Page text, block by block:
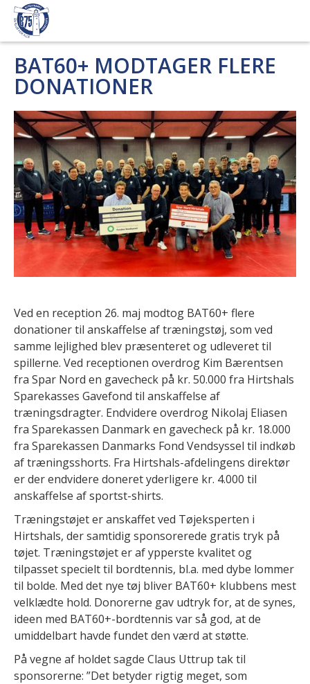
BAT60+ MODTAGER FLERE
DONATIONER
Ved en reception 26. maj modtog BAT60+ flere
donationer til anskaffelse af træningstøj, som ved
samme lejlighed blev præsenteret og udleveret til
spillerne. Ved receptionen overdrog Kim Bærentsen
fra Spar Nord en gavecheck på kr. 50.000 fra Hirtshals
Sparekasses Gavefond til anskaffelse af
træningsdragter. Endvidere overdrog Nikolaj Eliasen
fra Sparekassen Danmark en gavecheck på kr. 18.000
fra Sparekassen Danmarks Fond Vendsyssel til indkøb
af træningsshorts. Fra Hirtshals-afdelingens direktør
er der endvidere doneret yderligere kr. 4.000 til
anskaffelse af sportst-shirts.
Træningstøjet er anskaffet ved Tøjeksperten i
Hirtshals, der samtidig sponsorerede gratis tryk på
tøjet. Træningstøjet er af ypperste kvalitet og
tilpasset specielt til bordtennis, bl.a. med dybe lommer
til bolde. Med det nye tøj bliver BAT60+ klubbens mest
velklædte hold. Donorerne gav udtryk for, at de synes,
ideen med BAT60+-bordtennis var så god, at de
umiddelbart havde fundet den værd at støtte.
På vegne af holdet sagde Claus Uttrup tak til
sponsorerne: ”Det betyder rigtig meget, som